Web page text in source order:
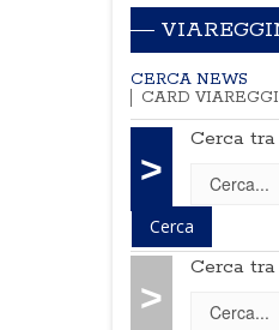
CERCA NEWS
CARD
>
Cerca
>
Cerca